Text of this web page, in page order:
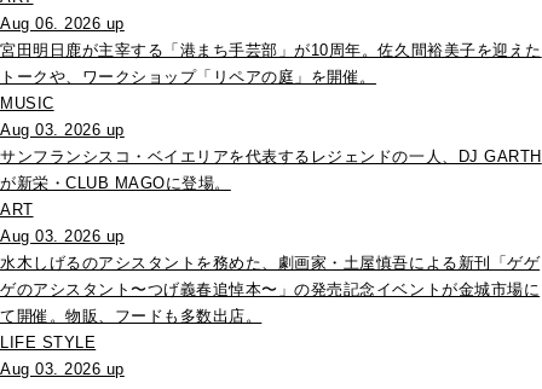
Aug 06. 2026 up
宮田明日鹿が主宰する「港まち手芸部」が10周年。佐久間裕美子を迎えた
トークや、ワークショップ「リペアの庭」を開催。
MUSIC
Aug 03. 2026 up
サンフランシスコ・ベイエリアを代表するレジェンドの一人、DJ GARTH
が新栄・CLUB MAGOに登場。
ART
Aug 03. 2026 up
水木しげるのアシスタントを務めた、劇画家・土屋慎吾による新刊「ゲゲ
ゲのアシスタント〜つげ義春追悼本〜」の発売記念イベントが金城市場に
て開催。物販、フードも多数出店。
LIFE STYLE
Aug 03. 2026 up